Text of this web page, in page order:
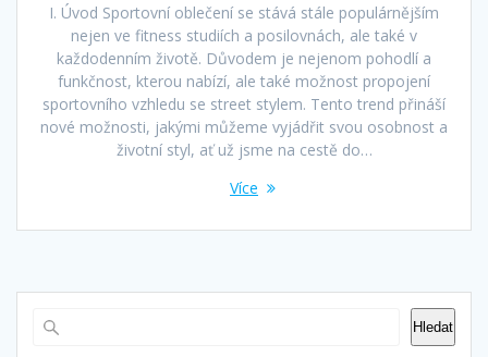
I. Úvod Sportovní oblečení se stává stále populárnějším
nejen ve fitness studiích a posilovnách, ale také v
každodenním životě. Důvodem je nejenom pohodlí a
funkčnost, kterou nabízí, ale také možnost propojení
sportovního vzhledu se street stylem. Tento trend přináší
nové možnosti, jakými můžeme vyjádřit svou osobnost a
životní styl, ať už jsme na cestě do…
Více
Hledat